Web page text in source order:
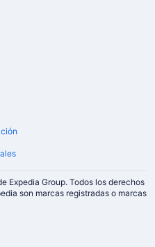
Expedia Group. Todos los derechos
son marcas registradas o marcas